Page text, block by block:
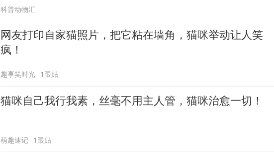
科普动物汇
网友打印自家猫照片，把它粘在墙角，猫咪举动让人笑
疯！
趣享笑时光 1跟贴
猫咪自己我行我素，丝毫不用主人管，猫咪治愈一切！
萌趣速记 1跟贴